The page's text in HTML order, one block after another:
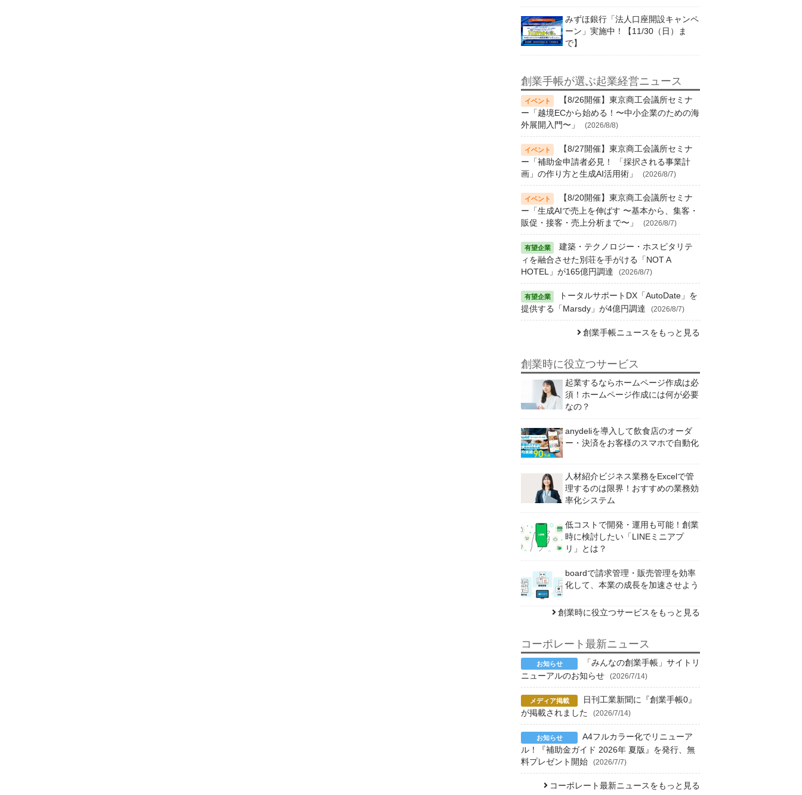
みずほ銀行「法人口座開設キャンペ
ーン」実施中！【11/30（日）ま
で】
創業手帳が選ぶ起業経営ニュース
【8/26開催】東京商工会議所セミナ
ー「越境ECから始める！〜中小企業のための海
外展開入門〜」
(2026/8/8)
【8/27開催】東京商工会議所セミナ
ー「補助金申請者必見！ 「採択される事業計
画」の作り方と生成AI活用術」
(2026/8/7)
【8/20開催】東京商工会議所セミナ
ー「生成AIで売上を伸ばす 〜基本から、集客・
販促・接客・売上分析まで〜」
(2026/8/7)
建築・テクノロジー・ホスピタリテ
ィを融合させた別荘を手がける「NOT A
HOTEL」が165億円調達
(2026/8/7)
トータルサポートDX「AutoDate」を
提供する「Marsdy」が4億円調達
(2026/8/7)
創業手帳ニュースをもっと見る
創業時に役立つサービス
起業するならホームページ作成は必
須！ホームページ作成には何が必要
なの？
anydeliを導入して飲食店のオーダ
ー・決済をお客様のスマホで自動化
人材紹介ビジネス業務をExcelで管
理するのは限界！おすすめの業務効
率化システム
低コストで開発・運用も可能！創業
時に検討したい「LINEミニアプ
リ」とは？
boardで請求管理・販売管理を効率
化して、本業の成長を加速させよう
創業時に役立つサービスをもっと見る
コーポレート最新ニュース
「みんなの創業手帳」サイトリ
ニューアルのお知らせ
(2026/7/14)
日刊工業新聞に『創業手帳0』
が掲載されました
(2026/7/14)
A4フルカラー化でリニューア
ル！『補助金ガイド 2026年 夏版』を発行、無
料プレゼント開始
(2026/7/7)
コーポレート最新ニュースをもっと見る